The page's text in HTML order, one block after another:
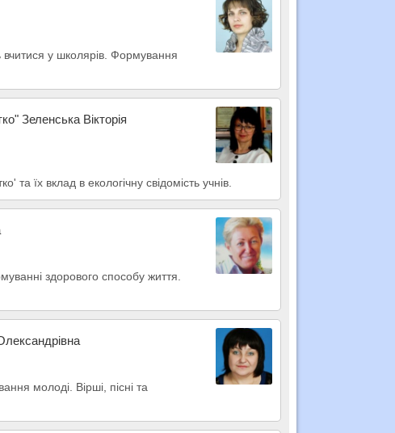
вчитися у школярів. Формування
Зеленська Вікторія
та їх вклад в екологічну свідомість учнів.
здорового способу життя.
молоді. Вірші, пісні та